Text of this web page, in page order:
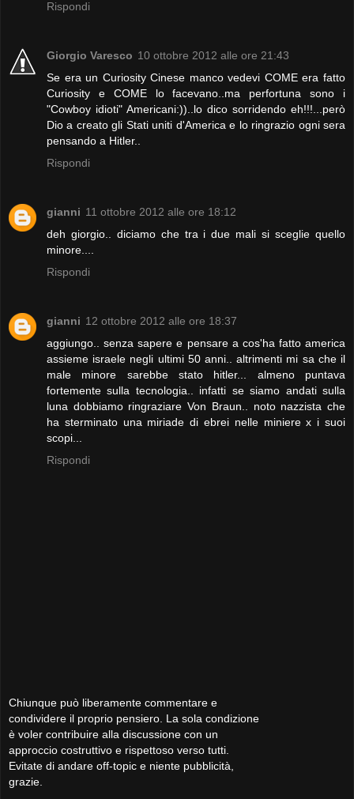
Rispondi
Giorgio Varesco 10 ottobre 2012 alle ore 21:43
Se era un Curiosity Cinese manco vedevi COME era fatto
Curiosity e COME lo facevano..ma perfortuna sono i
"Cowboy idioti" Americani:))..lo dico sorridendo eh!!!...però
Dio a creato gli Stati uniti d'America e lo ringrazio ogni sera
pensando a Hitler..
Rispondi
gianni 11 ottobre 2012 alle ore 18:12
deh giorgio.. diciamo che tra i due mali si sceglie quello
minore....
Rispondi
gianni 12 ottobre 2012 alle ore 18:37
aggiungo.. senza sapere e pensare a cos'ha fatto america
assieme israele negli ultimi 50 anni.. altrimenti mi sa che il
male minore sarebbe stato hitler... almeno puntava
fortemente sulla tecnologia.. infatti se siamo andati sulla
luna dobbiamo ringraziare Von Braun.. noto nazzista che
ha sterminato una miriade di ebrei nelle miniere x i suoi
scopi...
Rispondi
Chiunque può liberamente commentare e
condividere il proprio pensiero. La sola condizione
è voler contribuire alla discussione con un
approccio costruttivo e rispettoso verso tutti.
Evitate di andare off-topic e niente pubblicità,
grazie.